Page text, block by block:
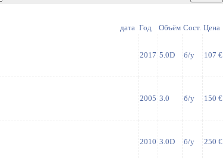
дата Год Объём Сост. Цена
2017 5.0D б/у 107 €
2005 3.0 б/у 150 €
2010 3.0D б/у 250 €